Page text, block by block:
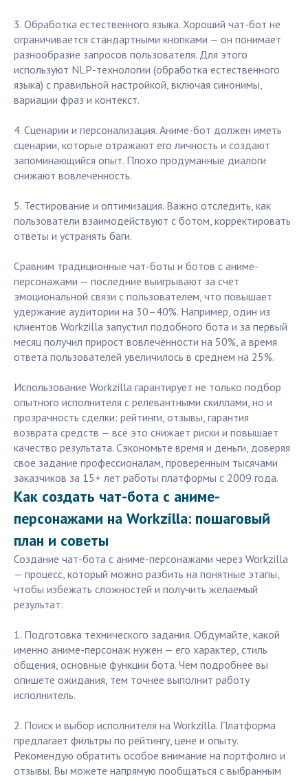
3. Обработка естественного языка. Хороший чат-бот не
ограничивается стандартными кнопками — он понимает
разнообразие запросов пользователя. Для этого
используют NLP-технологии (обработка естественного
языка) с правильной настройкой, включая синонимы,
вариации фраз и контекст.
4. Сценарии и персонализация. Аниме-бот должен иметь
сценарии, которые отражают его личность и создают
запоминающийся опыт. Плохо продуманные диалоги
снижают вовлечённость.
5. Тестирование и оптимизация. Важно отследить, как
пользователи взаимодействуют с ботом, корректировать
ответы и устранять баги.
Сравним традиционные чат-боты и ботов с аниме-
персонажами — последние выигрывают за счёт
эмоциональной связи с пользователем, что повышает
удержание аудитории на 30–40%. Например, один из
клиентов Workzilla запустил подобного бота и за первый
месяц получил прирост вовлечённости на 50%, а время
ответа пользователей увеличилось в среднем на 25%.
Использование Workzilla гарантирует не только подбор
опытного исполнителя с релевантными скиллами, но и
прозрачность сделки: рейтинги, отзывы, гарантия
возврата средств — всё это снижает риски и повышает
качество результата. Сэкономьте время и деньги, доверяя
свое задание профессионалам, проверенным тысячами
заказчиков за 15+ лет работы платформы с 2009 года.
Как создать чат-бота с аниме-
персонажами на Workzilla: пошаговый
план и советы
Создание чат-бота с аниме-персонажами через Workzilla
— процесс, который можно разбить на понятные этапы,
чтобы избежать сложностей и получить желаемый
результат:
1. Подготовка технического задания. Обдумайте, какой
именно аниме-персонаж нужен — его характер, стиль
общения, основные функции бота. Чем подробнее вы
опишете ожидания, тем точнее выполнит работу
исполнитель.
2. Поиск и выбор исполнителя на Workzilla. Платформа
предлагает фильтры по рейтингу, цене и опыту.
Рекомендую обратить особое внимание на портфолио и
отзывы. Вы можете напрямую пообщаться с выбранным